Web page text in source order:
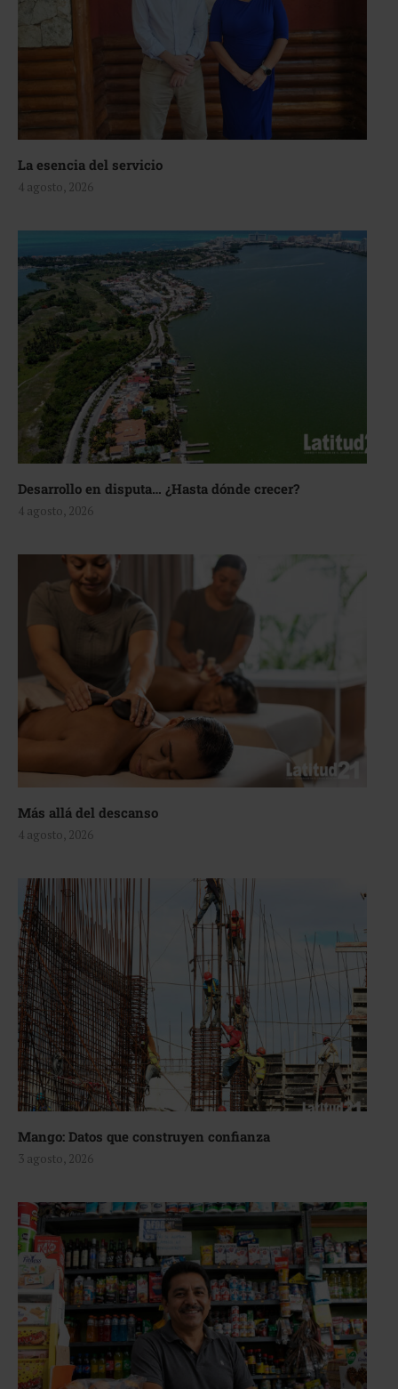
La esencia del servicio
4 agosto, 2026
Desarrollo en disputa… ¿Hasta dónde crecer?
4 agosto, 2026
Más allá del descanso
4 agosto, 2026
Mango: Datos que construyen confianza
3 agosto, 2026